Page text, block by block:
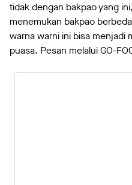
tidak dengan bakpao yang
menemukan bakpao
warna warni ini bisa menjadi
puasa. Pesan melalui GO-